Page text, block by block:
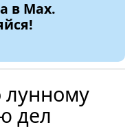
в Max.
лунному
дел